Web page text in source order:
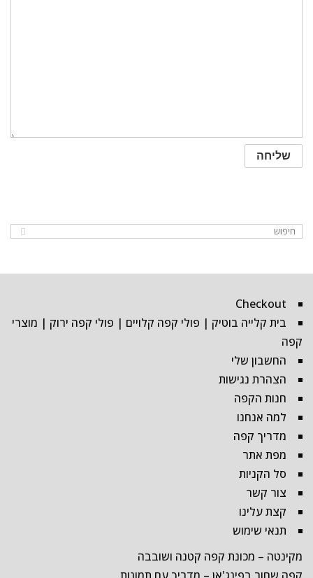
Checkout
בית קלייה בוטיק | פולי קפה קלויים | פולי קפה ירוק | מוצרי
קפה
החשבון שלי
הצהרת נגישות
חנות הקפה
למה אנחנו
מדריך קפה
מפת אתר
סל הקניות
צור קשר
קצת עלינו
תנאי שימוש
מקינטה – מכונת קפה קטנה ושובבה